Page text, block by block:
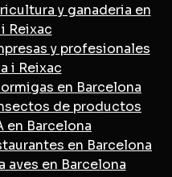
y ganaderia en
Reixac
y profesionales
i Reixac
en Barcelona
de productos
en Barcelona
en Barcelona
aves en Barcelona